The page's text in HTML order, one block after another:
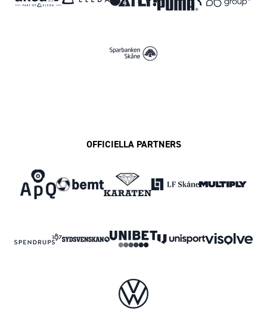
OFFICIELLA PARTNERS